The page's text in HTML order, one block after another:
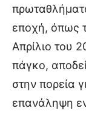
εποχή, όπως
Απρίλιο του
πάγκο,
στην πορεία
επανάληψη